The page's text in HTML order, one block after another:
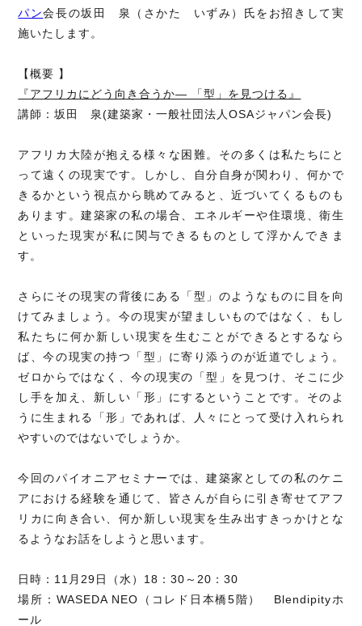
パン会長の坂田 泉（さかた いずみ）氏をお招きして実
施いたします。
【概要 】
『アフリカにどう向き合うか― 「型」を見つける』
講師：坂田 泉(建築家・一般社団法人OSAジャパン会長)
アフリカ大陸が抱える様々な困難。その多くは私たちにと
って遠くの現実です。しかし、自分自身が関わり、何かで
きるかという視点から眺めてみると、近づいてくるものも
あります。建築家の私の場合、エネルギーや住環境、衛生
といった現実が私に関与できるものとして浮かんできま
す。
さらにその現実の背後にある「型」のようなものに目を向
けてみましょう。今の現実が望ましいものではなく、もし
私たちに何か新しい現実を生むことができるとするなら
ば、今の現実の持つ「型」に寄り添うのが近道でしょう。
ゼロからではなく、今の現実の「型」を見つけ、そこに少
し手を加え、新しい「形」にするということです。そのよ
うに生まれる「形」であれば、人々にとって受け入れられ
やすいのではないでしょうか。
今回のパイオニアセミナーでは、建築家としての私のケニ
アにおける経験を通じて、皆さんが自らに引き寄せてアフ
リカに向き合い、何か新しい現実を生み出すきっかけとな
るようなお話をしようと思います。
日時：11月29日（水）18：30～20：30
場所：WASEDA NEO（コレド日本橋5階） Blendipityホ
ール